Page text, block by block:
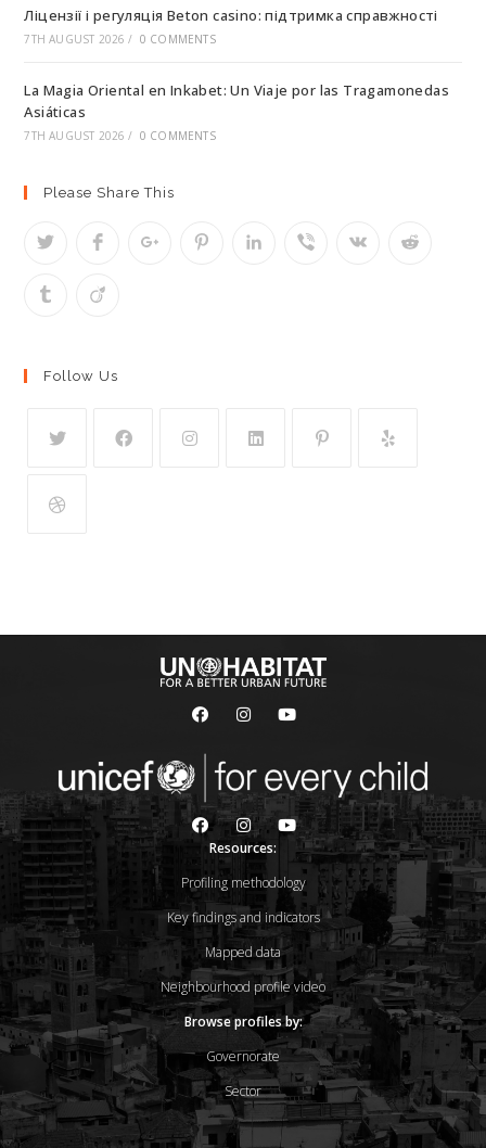
Ліцензії і регуляція Beton casino: підтримка справжності
7TH AUGUST 2026 / 0 COMMENTS
La Magia Oriental en Inkabet: Un Viaje por las Tragamonedas
Asiáticas
7TH AUGUST 2026 / 0 COMMENTS
Please Share This
Follow Us
Resources:
Profiling methodology
Key findings and indicators
Mapped data
Neighbourhood profile video
Browse profiles by:
Governorate
Sector